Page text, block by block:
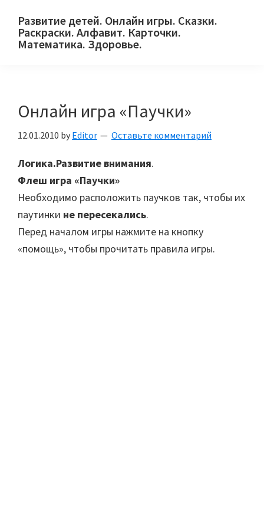
primary
main
primary
Развитие детей. Онлайн игры. Сказки.
Раскраски. Алфавит. Карточки.
Математика. Здоровье.
и
родителей.
Онлайн игра «Паучки»
12.01.2010 by Editor Оставьте комментарий
Логика.Развитие внимания.
Флеш игра «Паучки»
Необходимо расположить паучков так, чтобы их
паутинки не пересекались.
Перед началом игры нажмите на кнопку
«помощь», чтобы прочитать правила игры.